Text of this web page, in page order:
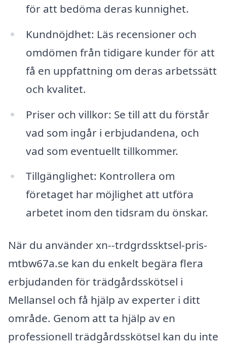
för att bedöma deras kunnighet.
Kundnöjdhet: Läs recensioner och
omdömen från tidigare kunder för att
få en uppfattning om deras arbetssätt
och kvalitet.
Priser och villkor: Se till att du förstår
vad som ingår i erbjudandena, och
vad som eventuellt tillkommer.
Tillgänglighet: Kontrollera om
företaget har möjlighet att utföra
arbetet inom den tidsram du önskar.
När du använder xn--trdgrdssktsel-pris-
mtbw67a.se kan du enkelt begära flera
erbjudanden för trädgårdsskötsel i
Mellansel och få hjälp av experter i ditt
område. Genom att ta hjälp av en
professionell trädgårdsskötsel kan du inte